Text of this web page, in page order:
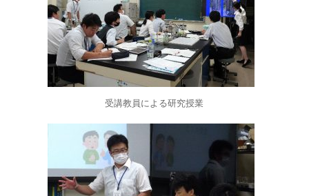
受講教員による研究授業